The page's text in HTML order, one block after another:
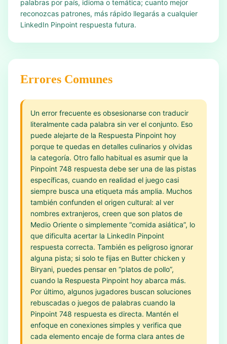
palabras por país, idioma o temática; cuanto mejor
reconozcas patrones, más rápido llegarás a cualquier
LinkedIn Pinpoint respuesta futura.
Errores Comunes
Un error frecuente es obsesionarse con traducir
literalmente cada palabra sin ver el conjunto. Eso
puede alejarte de la Respuesta Pinpoint hoy
porque te quedas en detalles culinarios y olvidas
la categoría. Otro fallo habitual es asumir que la
Pinpoint 748 respuesta debe ser una de las pistas
específicas, cuando en realidad el juego casi
siempre busca una etiqueta más amplia. Muchos
también confunden el origen cultural: al ver
nombres extranjeros, creen que son platos de
Medio Oriente o simplemente “comida asiática”, lo
que dificulta acertar la LinkedIn Pinpoint
respuesta correcta. También es peligroso ignorar
alguna pista; si solo te fijas en Butter chicken y
Biryani, puedes pensar en “platos de pollo”,
cuando la Respuesta Pinpoint hoy abarca más.
Por último, algunos jugadores buscan soluciones
rebuscadas o juegos de palabras cuando la
Pinpoint 748 respuesta es directa. Mantén el
enfoque en conexiones simples y verifica que
cada elemento encaje de forma clara antes de